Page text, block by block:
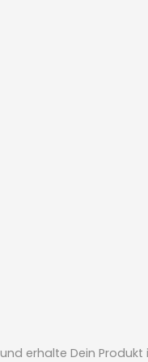
erhalte Dein Produkt